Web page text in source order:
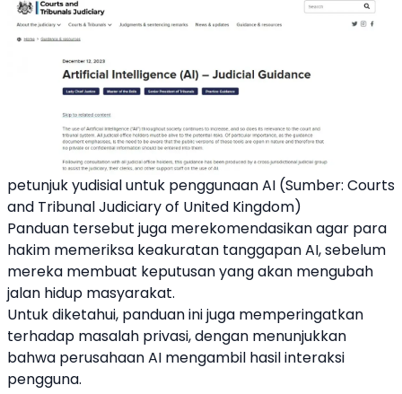
petunjuk yudisial untuk penggunaan AI (Sumber: Courts
and Tribunal Judiciary of United Kingdom)
Panduan tersebut juga merekomendasikan agar para
hakim memeriksa keakuratan tanggapanAI, sebelum
mereka membuat keputusan yang akan mengubah
jalan hidup masyarakat.
Untuk diketahui, panduan ini juga memperingatkan
terhadap masalah privasi, dengan menunjukkan
bahwa perusahaanAI mengambil hasil interaksi
pengguna.